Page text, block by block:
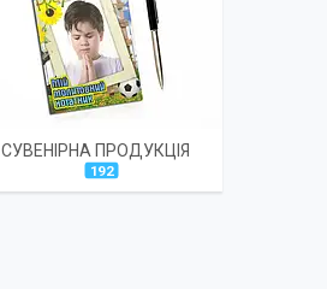
СУВЕНІРНА ПРОДУКЦІЯ
192